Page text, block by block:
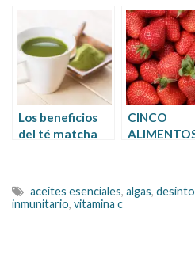
el
de
Los beneficios
del té matcha
CINCO
AUMENTAR
INGESTA
aceites esenciales, algas,
inmunitario, vitamina c